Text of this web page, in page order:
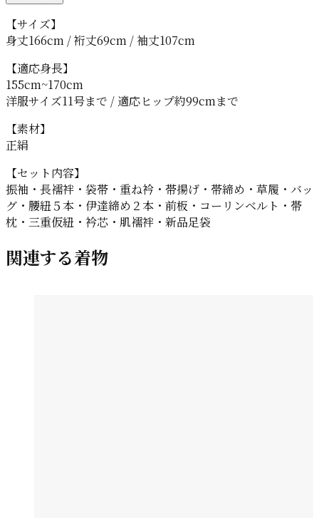
【サイズ】
身丈166cm / 裄丈69cm / 袖丈107cm
【適応身長】
155cm~170cm
洋服サイズ11号まで / 適応ヒップ約99cmまで
【素材】
正絹
【セット内容】
振袖・長襦袢・袋帯・重ね衿・帯揚げ・帯締め・草履・バッ
グ・腰紐５本・伊達締め２本・前板・コーリンベルト・帯
枕・三重仮紐・衿芯・肌襦袢・新品足袋
関連する着物